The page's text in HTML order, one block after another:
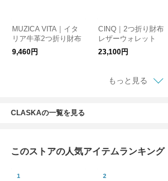
MUZICA VITA｜イタ
リア牛革2つ折り財布
9,460円
CINQ｜2つ折り財布
レザーウォレット
23,100円
もっと見る
CLASKAの一覧を見る
このストアの人気アイテムランキング